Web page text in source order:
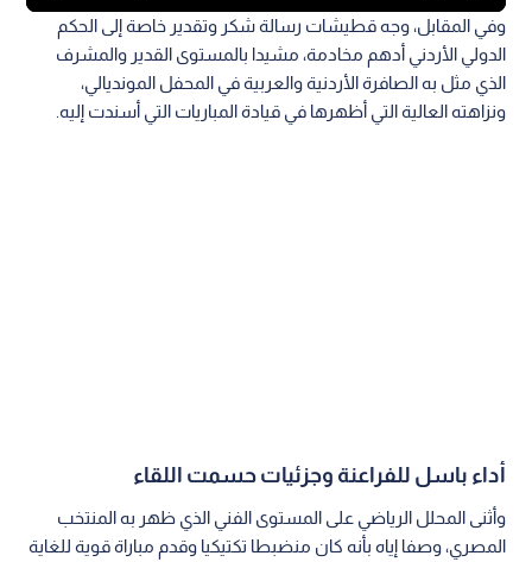
وفي المقابل، وجه قطيشات رسالة شكر وتقدير خاصة إلى الحكم
الدولي الأردني أدهم مخادمة، مشيدا بالمستوى القدير والمشرف
الذي مثل به الصافرة الأردنية والعربية في المحفل المونديالي،
ونزاهته العالية التي أظهرها في قيادة المباريات التي أسندت إليه.
أداء باسل للفراعنة وجزئيات حسمت اللقاء
وأثنى المحلل الرياضي على المستوى الفني الذي ظهر به المنتخب
المصري، وصفا إياه بأنه كان منضبطا تكتيكيا وقدم مباراة قوية للغاية